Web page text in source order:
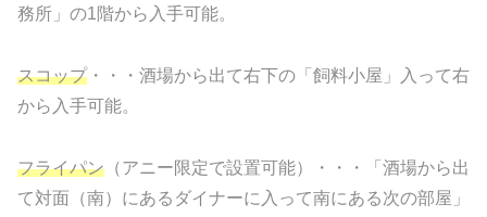
務所」の1階から入手可能。
スコップ・・・酒場から出て右下の「飼料小屋」入って右
から入手可能。
フライパン （アニー限定で設置可能）・・・「酒場から出
て対面（南）にあるダイナーに入って南にある次の部屋」